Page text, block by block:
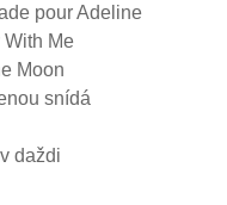
pour Adeline
With Me
Moon
snídá
daždi